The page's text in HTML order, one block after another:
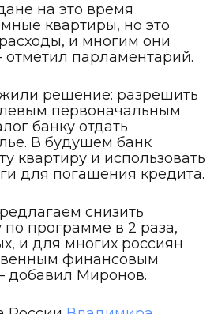
на это время
квартиры, но это
и многим они
парламентарий.
решение: разрешить
первоначальным
банку отдать
В будущем банк
квартиру и использовать
для погашения кредита.
снизить
по программе в 2 раза,
и для многих россиян
финансовым
добавил Миронов.